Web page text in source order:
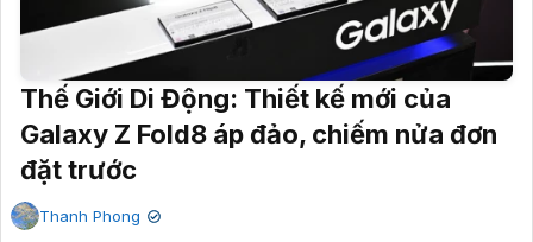
Thế Giới Di Động: Thiết kế mới của
Galaxy Z Fold8 áp đảo, chiếm nửa đơn
đặt trước
Thanh Phong ✔